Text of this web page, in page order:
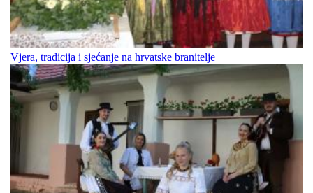
Vjera, tradicija i sjećanje na hrvatske branitelje